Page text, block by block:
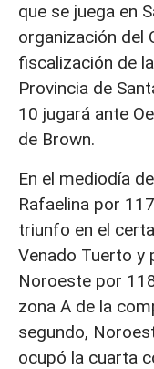
que se juega en
organización del
fiscalización de
Provincia de
10 jugará ante
de Brown.
En el mediodía
Rafaelina por
triunfo en el
Venado Tuerto y
Noroeste por
zona A de la
segundo,
ocupó la cuarta